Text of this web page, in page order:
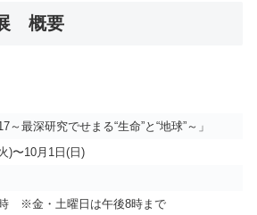
概要
～最深研究でせまる“生命”と“地球”～」
)〜10月1日(日)
※金・土曜日は午後8時まで